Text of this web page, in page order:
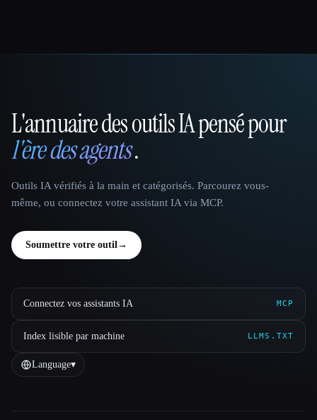
That AI Collection
L'annuaire des outils IA pensé pour
l'ère des agents.
Outils IA vérifiés à la main et catégorisés. Parcourez vous-
même, ou connectez votre assistant IA via MCP.
Soumettre votre outil→
Connectez vos assistants IA MCP
Index lisible par machine LLMS.TXT
Language▾